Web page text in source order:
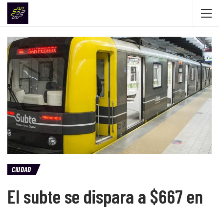
CIUDAD
El subte se dispara a $667 en